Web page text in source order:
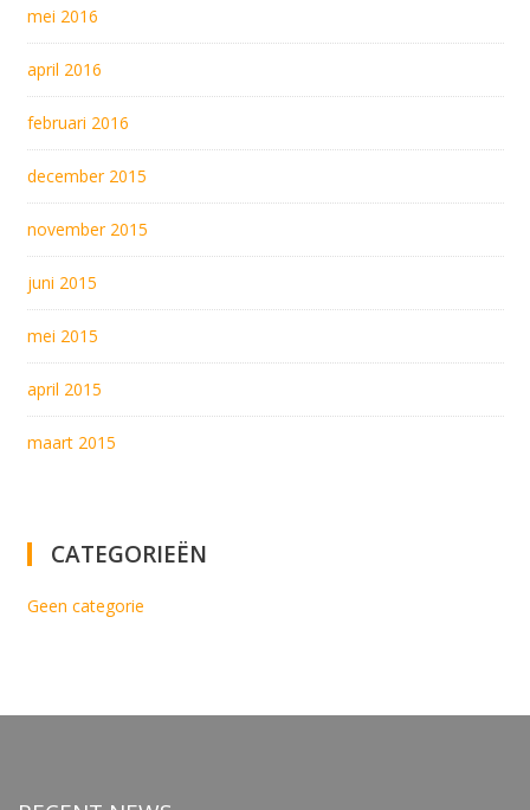
mei 2016
april 2016
februari 2016
december 2015
november 2015
juni 2015
mei 2015
april 2015
maart 2015
CATEGORIEËN
Geen categorie